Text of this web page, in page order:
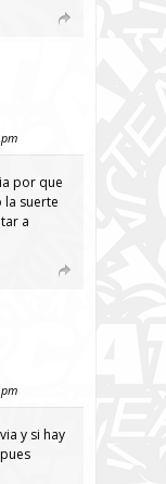
por que
la suerte
a
y si hay